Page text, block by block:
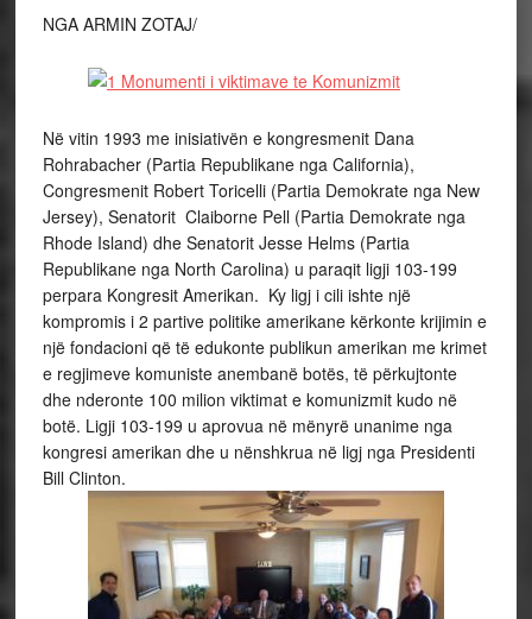
NGA ARMIN ZOTAJ/
Në vitin 1993 me inisiativën e kongresmenit Dana
Rohrabacher (Partia Republikane nga California),
Congresmenit Robert Toricelli (Partia Demokrate nga New
Jersey), Senatorit Claiborne Pell (Partia Demokrate nga
Rhode Island) dhe Senatorit Jesse Helms (Partia
Republikane nga North Carolina) u paraqit ligji 103-199
perpara Kongresit Amerikan. Ky ligj i cili ishte një
kompromis i 2 partive politike amerikane kërkonte krijimin e
një fondacioni që të edukonte publikun amerikan me krimet
e regjimeve komuniste anembanë botës, të përkujtonte
dhe nderonte 100 milion viktimat e komunizmit kudo në
botë. Ligji 103-199 u aprovua në mënyrë unanime nga
kongresi amerikan dhe u nënshkrua në ligj nga Presidenti
Bill Clinton.